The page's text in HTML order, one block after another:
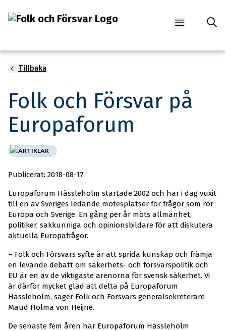
Open main
Tillbaka
Foto: Mauro Bottaro/European Union
Folk och Försvar på
Europaforum
ARTIKLAR
Publicerat: 2018-08-17
Europaforum Hässleholm startade 2002 och har i dag vuxit
till en av Sveriges ledande mötesplatser för frågor som rör
Europa och Sverige. En gång per år möts allmänhet,
politiker, sakkunniga och opinionsbildare för att diskutera
aktuella Europafrågor.
– Folk och Försvars syfte är att sprida kunskap och främja
en levande debatt om säkerhets- och försvarspolitik och
EU är en av de viktigaste arenorna för svensk säkerhet. Vi
är därför mycket glad att delta på Europaforum
Hässleholm, säger Folk och Försvars generalsekreterare
Maud Holma von Heijne.
De senaste fem åren har Europaforum Hässleholm